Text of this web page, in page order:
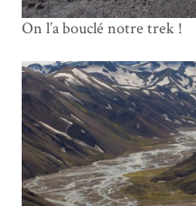
On l’a bouclé notre trek !